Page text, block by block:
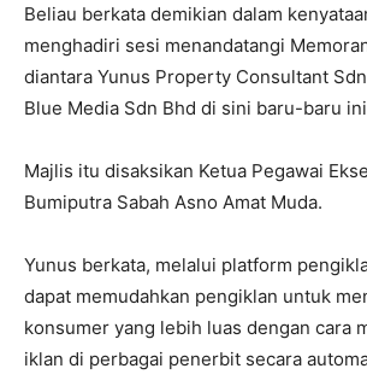
Beliau berkata demikian dalam
menghadiri sesi menandatangi
diantara Yunus Property Consultant
Blue Media Sdn Bhd di sini baru-baru
Majlis itu disaksikan Ketua Pegawai
Bumiputra Sabah Asno Amat Muda.
Yunus berkata, melalui platform
dapat memudahkan pengiklan untuk
konsumer yang lebih luas dengan cara
iklan di perbagai penerbit secara